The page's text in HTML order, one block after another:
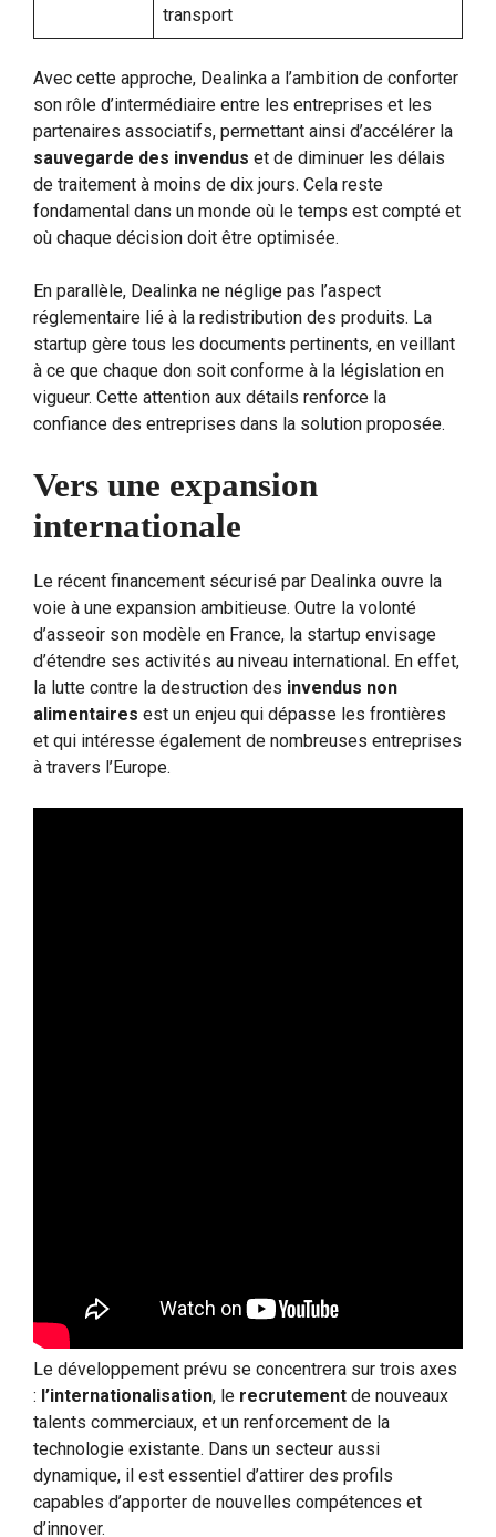
transport
Avec cette approche, Dealinka a l’ambition de conforter
son rôle d’intermédiaire entre les entreprises et les
partenaires associatifs, permettant ainsi d’accélérer la
sauvegarde des invendus et de diminuer les délais
de traitement à moins de dix jours. Cela reste
fondamental dans un monde où le temps est compté et
où chaque décision doit être optimisée.
En parallèle, Dealinka ne néglige pas l’aspect
réglementaire lié à la redistribution des produits. La
startup gère tous les documents pertinents, en veillant
à ce que chaque don soit conforme à la législation en
vigueur. Cette attention aux détails renforce la
confiance des entreprises dans la solution proposée.
Vers une expansion
internationale
Le récent financement sécurisé par Dealinka ouvre la
voie à une expansion ambitieuse. Outre la volonté
d’asseoir son modèle en France, la startup envisage
d’étendre ses activités au niveau international. En effet,
la lutte contre la destruction des invendus non
alimentaires est un enjeu qui dépasse les frontières
et qui intéresse également de nombreuses entreprises
à travers l’Europe.
Le développement prévu se concentrera sur trois axes
: l’internationalisation, le recrutement de nouveaux
talents commerciaux, et un renforcement de la
technologie existante. Dans un secteur aussi
dynamique, il est essentiel d’attirer des profils
capables d’apporter de nouvelles compétences et
d’innover.